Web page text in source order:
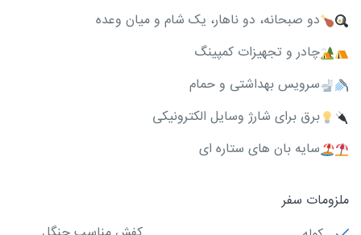
دو صبحانه، دو ناهار، یک شام و میان وعده
چادر و تجهیزات کمپینگ
سرویس بهداشتی و حمام
برق برای شارژ وسایل الکترونیکی
سایه بان های ستاره ای
ملزومات سفر